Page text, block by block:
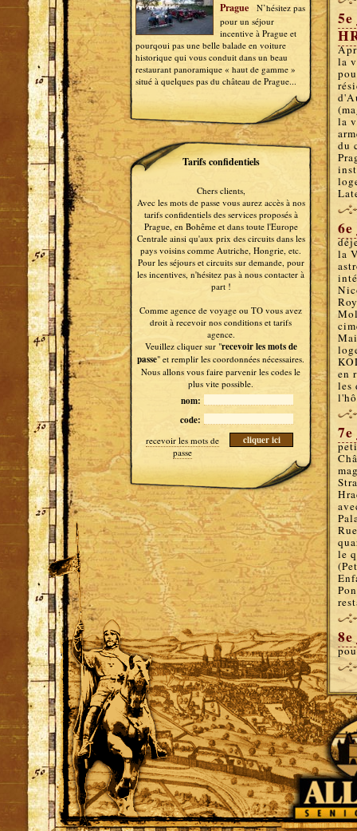
5
la
la
du
la
en
les
le
Prague
N’hésitez pas
pour un séjour
incentive à Prague et
pourqoui pas une belle balade en voiture
historique qui vous conduit dans un beau
restaurant panoramique « haut de gamme »
situé à quelques pas du château de Prague...
Tarifs confidentiels
Chers clients,
Avec les mots de passe vous aurez accès à nos
tarifs confidentiels des services proposés à
Prague, en Bohême et dans toute l'Europe
Centrale ainsi qu'aux prix des circuits dans les
pays voisins comme Autriche, Hongrie, etc.
Pour les séjours et circuits sur demande, pour
les incentives, n'hésitez pas à nous contacter à
part !
Comme agence de voyage ou TO vous avez
droit à recevoir nos conditions et tarifs
agence.
Veuillez cliquer sur "recevoir les mots de
passe" et remplir les coordonnées nécessaires.
Nous allons vous faire parvenir les codes le
plus vite possible.
nom:
code:
recevoir les mots de
passe